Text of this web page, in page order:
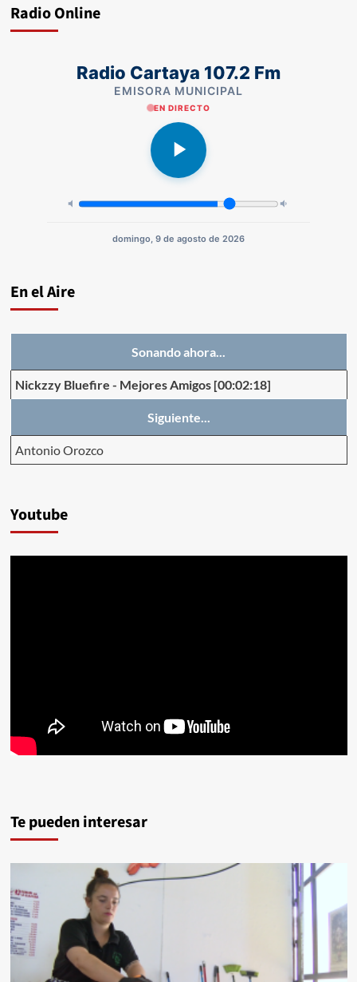
Radio Online
Radio Cartaya 107.2 Fm
EMISORA MUNICIPAL
EN DIRECTO
domingo, 9 de agosto de 2026
En el Aire
Sonando ahora...
Nickzzy Bluefire - Mejores Amigos [00:02:18]
Siguiente...
Antonio Orozco
Youtube
Te pueden interesar